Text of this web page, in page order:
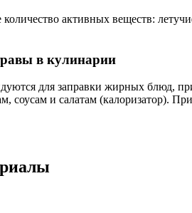
активных веществ:
в кулинарии
для заправки жирных блюд,
соусам и салатам (калоризатор).